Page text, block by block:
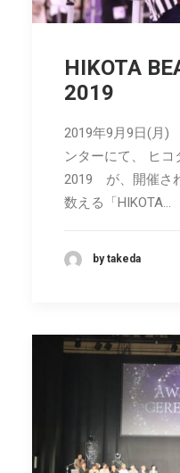
HIKOTA
2019
2019年9月9日(月)
ンターにて、 ヒコ
2019 が、開催さ
数える「HIKOTA…
by takeda